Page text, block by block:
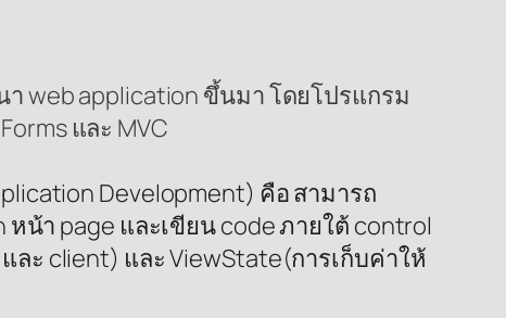
web application ขึ้นมา โดยโปรแกรม
และ MVC
Development) คือ สามารถ
น้า page และเขียน code ภายใต้ control
ละ client) และ ViewState(การเก็บค่าให้